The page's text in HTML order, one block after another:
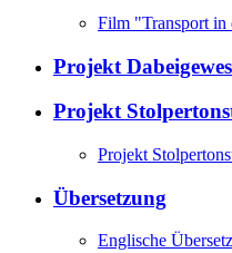
Film "Transport in
Projekt
Projekt
Projekt
Übersetzung
Englische